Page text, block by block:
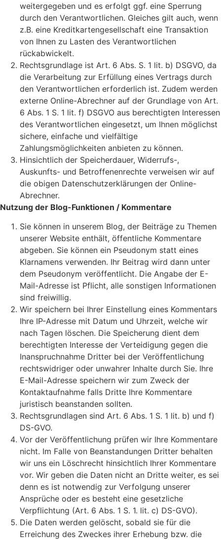
weitergegeben und es erfolgt ggf. eine Sperrung
durch den Verantwortlichen. Gleiches gilt auch, wenn
z.B. eine Kreditkartengesellschaft eine Transaktion
von Ihnen zu Lasten des Verantwortlichen
rückabwickelt.
Rechtsgrundlage ist Art. 6 Abs. S. 1 lit. b) DSGVO, da
die Verarbeitung zur Erfüllung eines Vertrags durch
den Verantwortlichen erforderlich ist. Zudem werden
externe Online-Abrechner auf der Grundlage von Art.
6 Abs. 1 S. 1 lit. f) DSGVO aus berechtigten Interessen
des Verantwortlichen eingesetzt, um Ihnen möglichst
sichere, einfache und vielfältige
Zahlungsmöglichkeiten anbieten zu können.
Hinsichtlich der Speicherdauer, Widerrufs-,
Auskunfts- und Betroffenenrechte verweisen wir auf
die obigen Datenschutzerklärungen der Online-
Abrechner.
Nutzung der Blog-Funktionen / Kommentare
Sie können in unserem Blog, der Beiträge zu Themen
unserer Website enthält, öffentliche Kommentare
abgeben. Sie können ein Pseudonym statt eines
Klarnamens verwenden. Ihr Beitrag wird dann unter
dem Pseudonym veröffentlicht. Die Angabe der E-
Mail-Adresse ist Pflicht, alle sonstigen Informationen
sind freiwillig.
Wir speichern bei Ihrer Einstellung eines Kommentars
Ihre IP-Adresse mit Datum und Uhrzeit, welche wir
nach Tagen löschen. Die Speicherung dient dem
berechtigten Interesse der Verteidigung gegen die
Inanspruchnahme Dritter bei der Veröffentlichung
rechtswidriger oder unwahrer Inhalte durch Sie. Ihre
E-Mail-Adresse speichern wir zum Zweck der
Kontaktaufnahme falls Dritte Ihre Kommentare
juristisch beanstanden sollten.
Rechtsgrundlagen sind Art. 6 Abs. 1 S. 1 lit. b) und f)
DS-GVO.
Vor der Veröffentlichung prüfen wir Ihre Kommentare
nicht. Im Falle von Beanstandungen Dritter behalten
wir uns ein Löschrecht hinsichtlich Ihrer Kommentare
vor. Wir geben die Daten nicht an Dritte weiter, es sei
denn es ist notwendig zur Verfolgung unserer
Ansprüche oder es besteht eine gesetzliche
Verpflichtung (Art. 6 Abs. 1 S. 1. lit. c) DS-GVO).
Die Daten werden gelöscht, sobald sie für die
Erreichung des Zweckes ihrer Erhebung bzw. die